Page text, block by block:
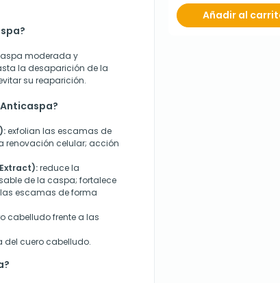
moderada y
la desaparición de la
su reaparición.
exfolian las escamas de
renovación celular; acción
reduce la
de la caspa; fortalece
escamas de forma
cabelludo frente a las
cuero cabelludo.
Añadir al